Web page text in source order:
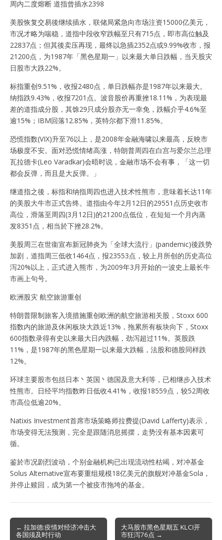
周内二度熔断 道指曾插水2398
美股恢复交易後继续插水，联储局紧急向市场注资15000亿美元，
市况才略为喘稳，道指中段收窄跌幅至只有715点，即市高位触及
22837点；但其後卖压再现，最终以急插2352点或9.99%收市，报
21200点，为1987年「黑色星期一」以来最大单日跌幅，当天股灾
日股市大跌22%。
标指重创9.51%，收报2480点，单日跌幅亦是1987年以来最大。
纳指跌9.43%，收报7201点。波音股价再重挫18.11%，为表现最
差的道指成分股，其馀29只成分股亦无一幸免，跌幅介乎4.6%至
逾15%；IBM回落12.85%，英特尔都下滑11.85%。
恐慌指数(VIX)升至76以上，是2008年金融海啸以来最高，反映市
场极度不安。面对恐慌情绪高涨，特朗普周四在白宫与爱尔兰总理
瓦拉德卡(Leo Varadkar)会晤时说，金融市场不会有事，「这一切
都会反弹，而且是大反弹。」
继道指之後，标指和纳指周四也进入技术性熊市，意味着长达11年
的美股大牛市正式告终。道指由今年2月12日的29551点历史收市
高位，滑落至周四(3月12日)的21200点低位，在短短一个月内蒸
发8351点，相当於下挫28.2%。
美股周三在世衞宣布新冠肺炎为「全球大流行」(pandemic)後跌势
加剧，道指周三低收1464点，报23553点，较上月所创的历史高位
泻20%以上，正式进入熊市，为2009年3月开始的一波史上最长牛
市画上句号。
欧洲股灾 航空旅游重创
特朗普限制旅客入境措施重创欧洲的航空旅游相关股，Stoxx 600
指数内的旅游及休闲板块大跌近13%，拖累所有板块向下，Stoxx
600指数录得有史以来最大日内跌幅，劲泻超过11%。英股跌
11%，是1987年的黑色星期一以来最大跌幅，法股和德股同样跌
12%。
环球主要股市包括日本丶英国丶德国及意大利等，已相继步入技术
性熊市。日经平均指数昨日低收4.41%，收报18559点，较52周收
市高位低逾20%。
Natixis Investment首席市场策略师拉费提(David Lafferty)表示，
市场变得无法预测，完全是跟随消息摇摆，走势没有基本因素可
循。
鉴於市况剧烈波动，个别金融机构已出现流动性枯竭，对冲基金
Solus Alternative宣布要重组规模18亿美元的旗舰对冲基金Sola，
并停止赎回，成为第一个被疫市拖垮的基金。
Post
navigation
← 拉加德:疫情对经济冲击大
各国须及时行动
大马股市黑色星期五 KLCI开
市狂泻76点 →